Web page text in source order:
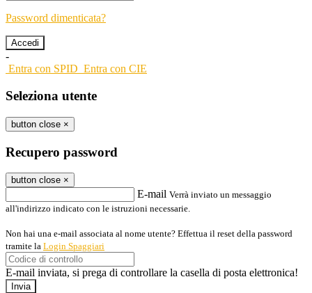
Password dimenticata?
-
Entra con SPID Entra con CIE
Seleziona utente
button close ×
Recupero password
button close ×
E-mail Verrà inviato un messaggio
all'indirizzo indicato con le istruzioni necessarie.
Non hai una e-mail associata al nome utente? Effettua il reset della password
tramite la Login Spaggiari
E-mail inviata, si prega di controllare la casella di posta elettronica!